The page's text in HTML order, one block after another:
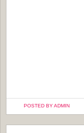
POSTED BY ADMIN